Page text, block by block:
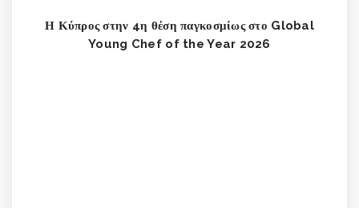
Η Κύπρος στην 4η θέση παγκοσμίως στο Global
Young Chef of the Year 2026